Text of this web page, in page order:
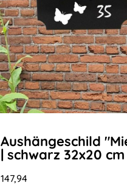
Aushängeschild
| schwarz 32x20 cm
147,94